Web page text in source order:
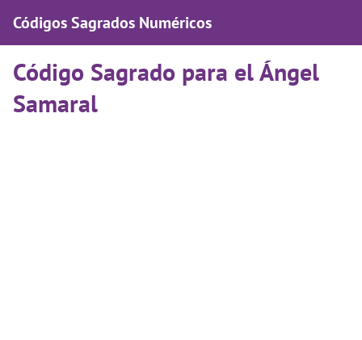
Códigos Sagrados Numéricos
Código Sagrado para el Ángel
Samaral